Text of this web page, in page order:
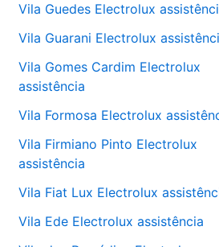
Vila Guedes Electrolux
Vila Guarani Electrolux
Vila Gomes Cardim Electrolux
assistência
Vila Formosa Electrolux
Vila Firmiano Pinto Electrolux
assistência
Vila Fiat Lux Electrolux
Vila Ede Electrolux assistência